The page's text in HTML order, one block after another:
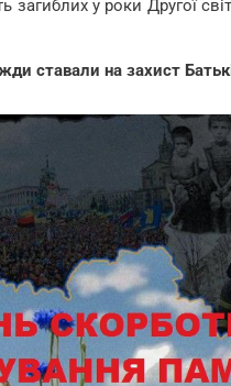
у роки Другої
ставали на захист